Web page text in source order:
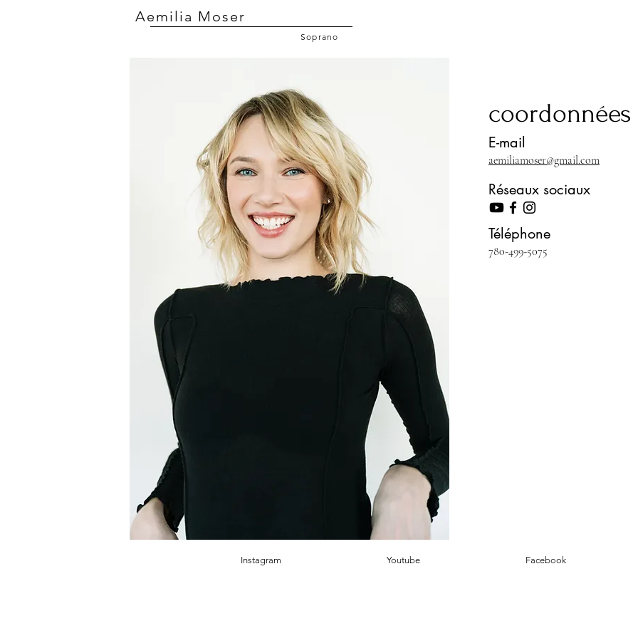
Aemilia Moser
Soprano
coordonnées
E-mail
aemiliamoser@gmail.com
Réseaux sociaux
Téléphone
780-499-5075
Instagram Youtube Facebook